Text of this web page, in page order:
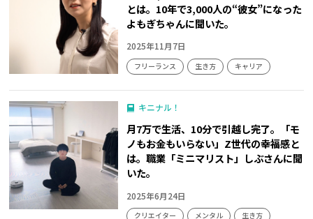
とは。10年で3,000人の“彼女”になった
よもぎちゃんに聞いた。
2025年11月7日
フリーランス 生き方 キャリア
キニナル！
月7万で生活、10分で引越し完了。「モ
ノもお金もいらない」Z世代の幸福感と
は。職業「ミニマリスト」しぶさんに聞
いた。
2025年6月24日
クリエイター メンタル 生き方